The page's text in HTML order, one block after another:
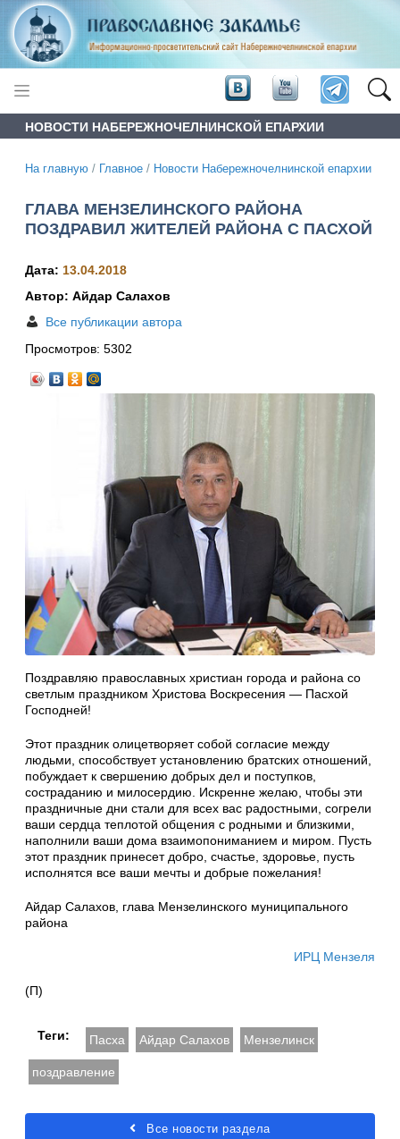
НОВОСТИ НАБЕРЕЖНОЧЕЛНИНСКОЙ ЕПАРХИИ
На главную / Главное / Новости Набережночелнинской епархии
ГЛАВА МЕНЗЕЛИНСКОГО РАЙОНА
ПОЗДРАВИЛ ЖИТЕЛЕЙ РАЙОНА С ПАСХОЙ
Дата: 13.04.2018
Автор: Айдар Салахов
Все публикации автора
Просмотров: 5302
Поздравляю православных христиан города и района со
светлым праздником Христова Воскресения — Пасхой
Господней!
Этот праздник олицетворяет собой согласие между
людьми, способствует установлению братских отношений,
побуждает к свершению добрых дел и поступков,
состраданию и милосердию. Искренне желаю, чтобы эти
праздничные дни стали для всех вас радостными, согрели
ваши сердца теплотой общения с родными и близкими,
наполнили ваши дома взаимопониманием и миром. Пусть
этот праздник принесет добро, счастье, здоровье, пусть
исполнятся все ваши мечты и добрые пожелания!
Айдар Салахов, глава Мензелинского муниципального
района
ИРЦ Мензеля
(П)
Теги: Пасха Айдар Салахов Мензелинск
поздравление
Все новости раздела